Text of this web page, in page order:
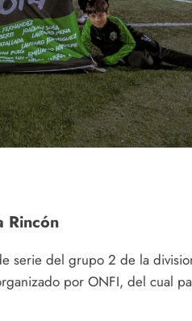
Rincón
serie del grupo 2 de la
por ONFI, del cual